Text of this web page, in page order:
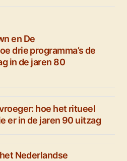
en De
drie programma’s de
in de jaren 80
hoe het ritueel
er in de jaren 90 uitzag
Nederlandse